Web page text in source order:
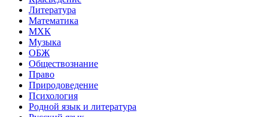
Литература
Математика
МХК
Музыка
ОБЖ
Обществознание
Право
Природоведение
Психология
Родной язык и литература